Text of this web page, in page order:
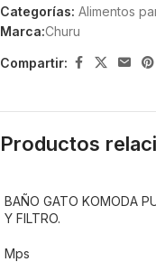
Categorías: Alimentos
Marca:Churu
Compartir:
Productos
BAÑO GATO KOMODA
Y FILTRO.
Mps